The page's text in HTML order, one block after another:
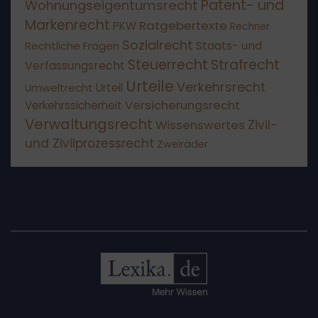
Wohnungseigentumsrecht Patent- und
Markenrecht PKW Ratgebertexte Rechner
Rechtliche Fragen Sozialrecht Staats- und
Verfassungsrecht Steuerrecht Strafrecht
Umweltrecht Urteil Urteile Verkehrsrecht
Verkehrssicherheit Versicherungsrecht
Verwaltungsrecht Wissenswertes Zivil-
und Zivilprozessrecht Zweiräder